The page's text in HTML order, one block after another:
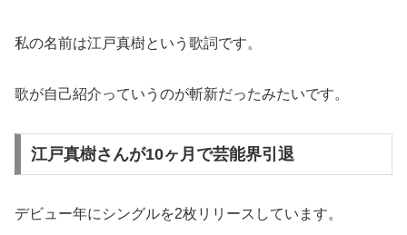
私の名前は江戸真樹という歌詞です。
歌が自己紹介っていうのが斬新だったみたいです。
江戸真樹さんが10ヶ月で芸能界引退
デビュー年にシングルを2枚リリースしています。